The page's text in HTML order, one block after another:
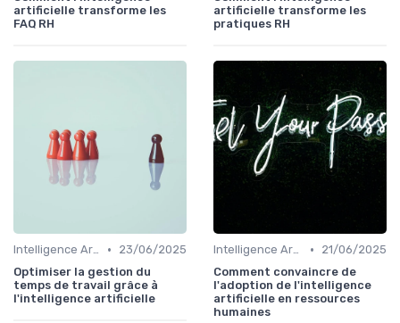
artificielle transforme les
FAQ RH
artificielle transforme les
pratiques RH
Intelligence Artificielle en ressources humaines •
23/06/2025
Optimiser la gestion du
temps de travail grâce à
l'intelligence artificielle
Intelligence Artificielle en ressources humaines •
21/06/2025
Comment convaincre de
l'adoption de l'intelligence
artificielle en ressources
humaines